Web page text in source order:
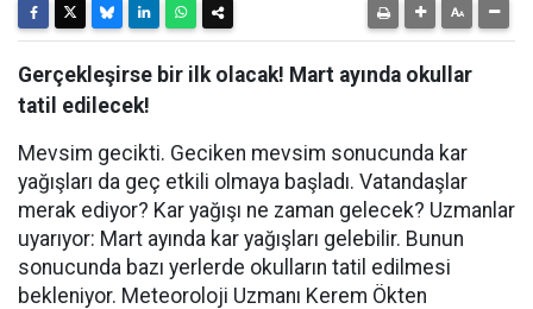
Gerçekleşirse bir ilk olacak! Mart ayında okullar
tatil edilecek!
Mevsim gecikti. Geciken mevsim sonucunda kar
yağışları da geç etkili olmaya başladı. Vatandaşlar
merak ediyor? Kar yağışı ne zaman gelecek? Uzmanlar
uyarıyor: Mart ayında kar yağışları gelebilir. Bunun
sonucunda bazı yerlerde okulların tatil edilmesi
bekleniyor. Meteoroloji Uzmanı Kerem Ökten